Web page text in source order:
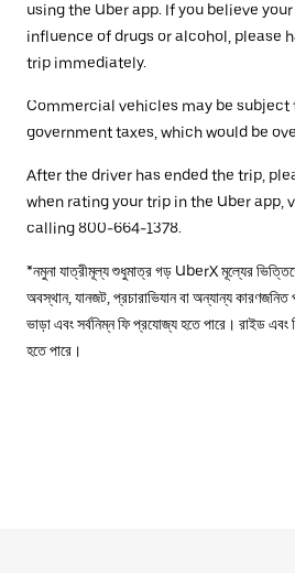
using the Uber app. If you believe
influence of drugs or alcohol, please
trip immediately.
Commercial vehicles may be subject
government taxes, which would be
After the driver has ended the trip,
when rating your trip in the Uber app,
calling 800-664-1378.
*নমুনা যাত্রীমূল্য শুধুমাত্র গড় UberX মূল্যের
অবস্থান, যানজট, প্রচারাভিযান বা অন্যান্য কারণজনিত
ভাড়া এবং সর্বনিম্ন ফি প্রযোজ্য হতে পারে। রাইড এবং
হতে পারে।